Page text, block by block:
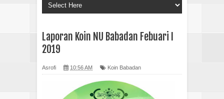
Laporan Koin NU Babadan Febuari I
2019
Asrofi 10:56 AM Koin Babadan